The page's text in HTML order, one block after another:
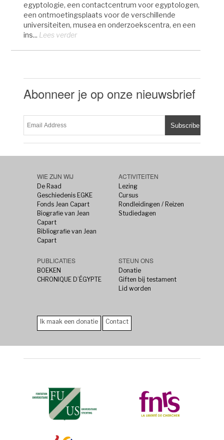
egyptologie, een contactcentrum voor egyptologen,
een ontmoetingsplaats voor de verschillende
universiteiten, musea en onderzoekscentra, en een
ins... Lees verder
Abonneer je op onze nieuwsbrief
WIE ZIJN WIJ
De Raad
Geschiedenis EGKE
Fonds Jean Capart
Biografie van Jean
Capart
Bibliografie van Jean
Capart
ACTIVITEITEN
Lezing
Cursus
Rondleidingen / Reizen
Studiedagen
PUBLICATIES
BOEKEN
CHRONIQUE D’ÉGYPTE
STEUN ONS
Donatie
Giften bij testament
Lid worden
Ik maak een donatie Contact